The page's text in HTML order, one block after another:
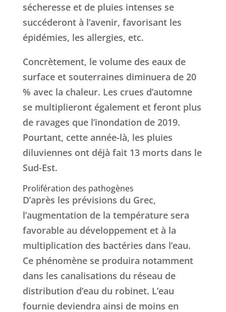
sécheresse et de pluies intenses se
succéderont à l’avenir, favorisant les
épidémies, les allergies, etc.
Concrètement, le volume des eaux de
surface et souterraines diminuera de 20
% avec la chaleur. Les crues d’automne
se multiplieront également et feront plus
de ravages que l’inondation de 2019.
Pourtant, cette année-là, les pluies
diluviennes ont déjà fait 13 morts dans le
Sud-Est.
Prolifération des pathogènes
D’après les prévisions du Grec,
l’augmentation de la température sera
favorable au développement et à la
multiplication des bactéries dans l’eau.
Ce phénomène se produira notamment
dans les canalisations du réseau de
distribution d’eau du robinet. L’eau
fournie deviendra ainsi de moins en